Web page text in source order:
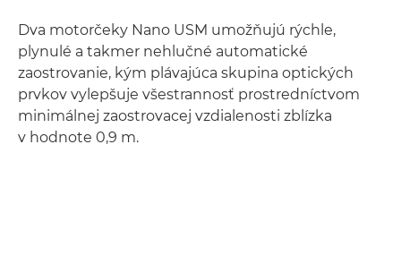
Dva motorčeky Nano USM umožňujú rýchle,
plynulé a takmer nehlučné automatické
zaostrovanie, kým plávajúca skupina optických
prvkov vylepšuje všestrannosť prostredníctvom
minimálnej zaostrovacej vzdialenosti zblízka
v hodnote 0,9 m.